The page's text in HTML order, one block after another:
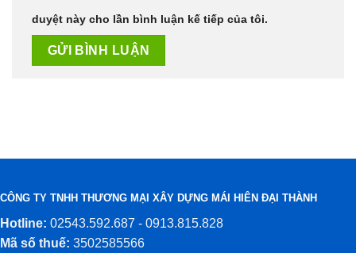
duyệt này cho lần bình luận kế tiếp của tôi.
CÔNG TY TNHH THƯƠNG MẠI XÂY DỰNG MÁI HIÊN ĐẠI THÀNH
Hotline: 02543.592.687 - 0913.815.828
Mã số thuế: 3502585566